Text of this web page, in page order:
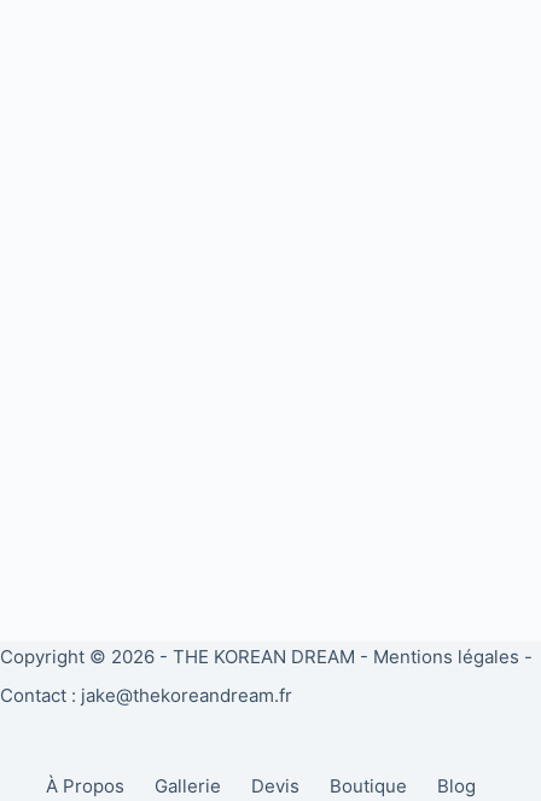
Copyright © 2026 - THE KOREAN DREAM - Mentions légales -
Contact : jake@thekoreandream.fr
À Propos Gallerie Devis Boutique Blog